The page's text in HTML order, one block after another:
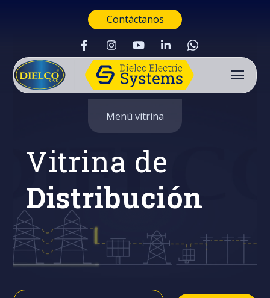
Contáctanos
Buscar
Menú vitrina
Vitrina de
Distribución